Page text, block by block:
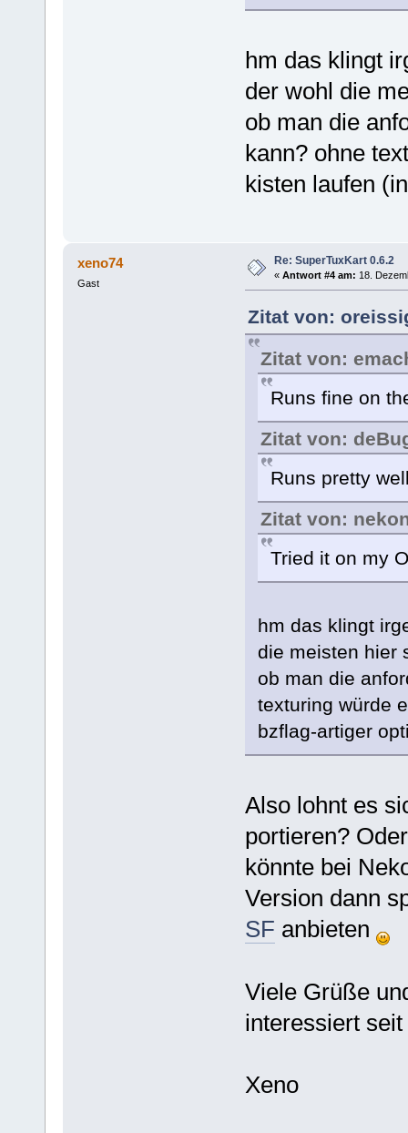
hm das klingt
der wohl die
ob man die
kann? ohne
kisten laufen
xeno74
Gast
Re: SuperTuxKart 0.6.2
« Antwort #4 am: 18.
Zitat von:
Zitat von:
Runs fine on
Zitat von:
Runs pretty
Zitat von:
Tried it on my
hm das klingt
die meisten hier
ob man die
texturing würde
bzflag-artiger
Also lohnt es
portieren?
könnte bei
Version dann
SF anbieten
Viele Grüße
interessiert seit
Xeno